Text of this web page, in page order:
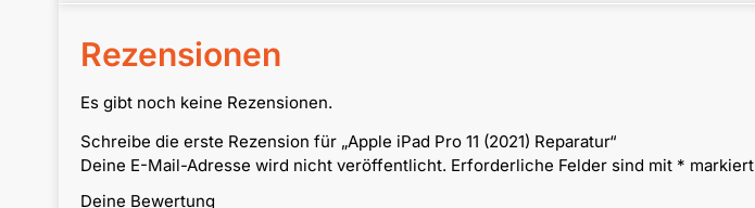
Rezensionen
Es gibt noch keine Rezensionen.
Schreibe die erste Rezension für „Apple iPad Pro 11 (2021) Reparatur“
Deine E-Mail-Adresse wird nicht veröffentlicht. Erforderliche Felder sind mit * markiert
Deine Bewertung